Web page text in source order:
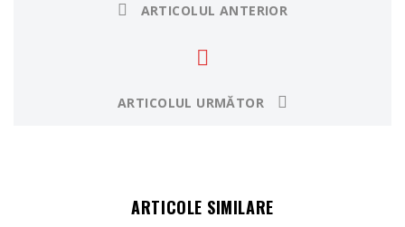
ARTICOLUL ANTERIOR
ARTICOLUL URMĂTOR
ARTICOLE SIMILARE